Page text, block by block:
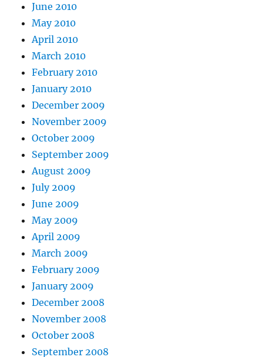
June 2010
May 2010
April 2010
March 2010
February 2010
January 2010
December 2009
November 2009
October 2009
September 2009
August 2009
July 2009
June 2009
May 2009
April 2009
March 2009
February 2009
January 2009
December 2008
November 2008
October 2008
September 2008